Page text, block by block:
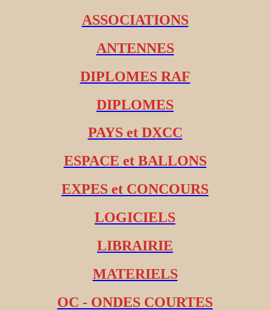
ASSOCIATIONS
ANTENNES
DIPLOMES RAF
DIPLOMES
PAYS et DXCC
ESPACE et BALLONS
EXPES et CONCOURS
LOGICIELS
LIBRAIRIE
MATERIELS
OC - ONDES COURTES